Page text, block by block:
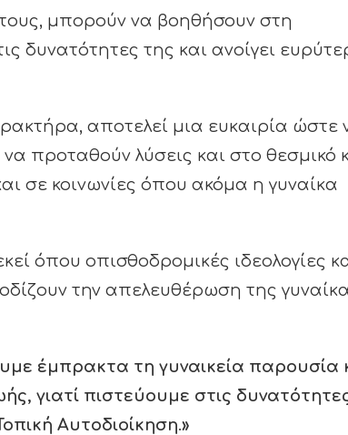
μπορούν να βοηθήσουν στη
δυνατότητες της και ανοίγει
αποτελεί μια ευκαιρία ώστε
προταθούν λύσεις και στο θεσμικό
σε κοινωνίες όπου ακόμα η γυναίκα
όπου οπισθοδρομικές ιδεολογίες
την απελευθέρωση της
έμπρακτα τη γυναικεία παρουσία
γιατί πιστεύουμε στις
Αυτοδιοίκηση.»